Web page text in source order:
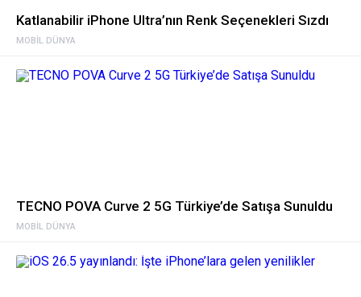
MOBIL DÜNYA
Katlanabilir iPhone Ultra’nın Renk Seçenekleri Sızdı
MOBIL DÜNYA
TECNO POVA Curve 2 5G Türkiye’de Satışa Sunuldu